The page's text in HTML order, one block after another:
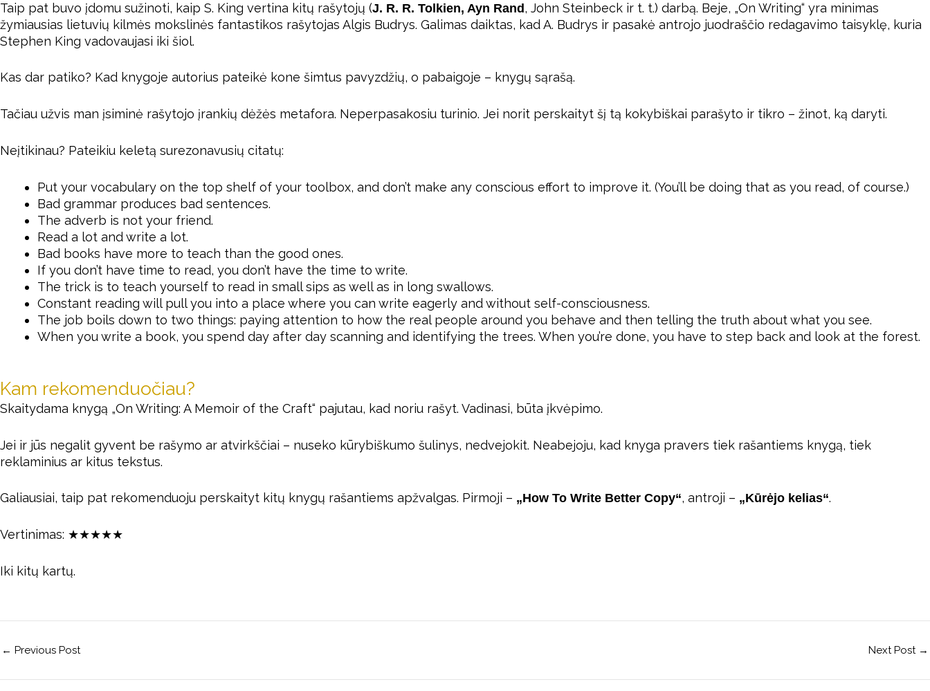
Taip pat buvo įdomu sužinoti, kaip S. King vertina kitų rašytojų (J. R. R. Tolkien, Ayn Rand, John Steinbeck ir t. t.) darbą. Beje, „On Writing“ yra minimas
žymiausias lietuvių kilmės mokslinės fantastikos rašytojas Algis Budrys. Galimas daiktas, kad A. Budrys ir pasakė antrojo juodraščio redagavimo taisyklę, kuria
Stephen King vadovaujasi iki šiol.
Kas dar patiko? Kad knygoje autorius pateikė kone šimtus pavyzdžių, o pabaigoje – knygų sąrašą.
Tačiau užvis man įsiminė rašytojo įrankių dėžės metafora. Neperpasakosiu turinio. Jei norit perskaityt šį tą kokybiškai parašyto ir tikro – žinot, ką daryti.
Neįtikinau? Pateikiu keletą surezonavusių citatų:
Put your vocabulary on the top shelf of your toolbox, and don’t make any conscious effort to improve it. (You’ll be doing that as you read, of course.)
Bad grammar produces bad sentences.
The adverb is not your friend.
Read a lot and write a lot.
Bad books have more to teach than the good ones.
If you don’t have time to read, you don’t have the time to write.
The trick is to teach yourself to read in small sips as well as in long swallows.
Constant reading will pull you into a place where you can write eagerly and without self-consciousness.
The job boils down to two things: paying attention to how the real people around you behave and then telling the truth about what you see.
When you write a book, you spend day after day scanning and identifying the trees. When you’re done, you have to step back and look at the forest.
Kam rekomenduočiau?
Skaitydama knygą „On Writing: A Memoir of the Craft“ pajutau, kad noriu rašyt. Vadinasi, būta įkvėpimo.
Jei ir jūs negalit gyvent be rašymo ar atvirkščiai – nuseko kūrybiškumo šulinys, nedvejokit. Neabejoju, kad knyga pravers tiek rašantiems knygą, tiek
reklaminius ar kitus tekstus.
Galiausiai, taip pat rekomenduoju perskaityt kitų knygų rašantiems apžvalgas. Pirmoji – „How To Write Better Copy“, antroji – „Kūrėjo kelias“.
Vertinimas: ★★★★★
Iki kitų kartų.
← Previous Post Next Post →